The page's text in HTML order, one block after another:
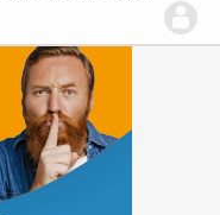
Wohnhäuser
2-Zimmer-